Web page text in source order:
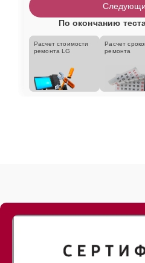
По окончанию
Расчет стоимости
ремонта LG
Расчет
ремонта